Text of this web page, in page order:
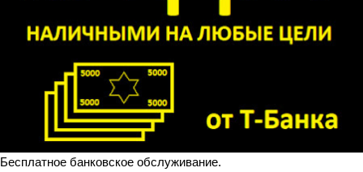
Бесплатное банковское обслуживание.